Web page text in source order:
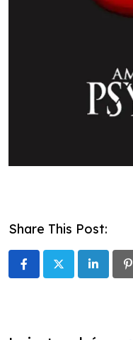
Share This Post:
LinkedIn